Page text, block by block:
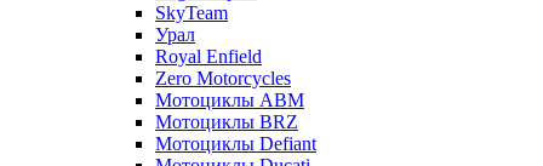
SkyTeam
Урал
Royal Enfield
Zero Motorcycles
Мотоциклы ABM
Мотоциклы BRZ
Мотоциклы Defiant